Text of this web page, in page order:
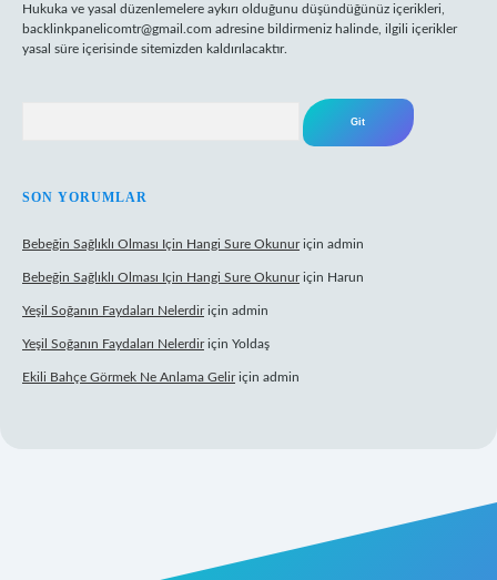
Hukuka ve yasal düzenlemelere aykırı olduğunu düşündüğünüz içerikleri,
backlinkpanelicomtr@gmail.com adresine bildirmeniz halinde, ilgili içerikler
yasal süre içerisinde sitemizden kaldırılacaktır.
SON YORUMLAR
Bebeğin Sağlıklı Olması Için Hangi Sure Okunuriçin admin
Bebeğin Sağlıklı Olması Için Hangi Sure Okunuriçin Harun
Yeşil Soğanın Faydaları Nelerdiriçin admin
Yeşil Soğanın Faydaları Nelerdiriçin Yoldaş
Ekili Bahçe Görmek Ne Anlama Geliriçin admin